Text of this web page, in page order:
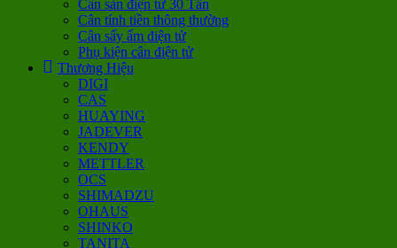
Cân sàn điện tử 30 Tấn
Cân tính tiền thông thường
Cân sấy ẩm điện tử
Phụ kiện cân điện tử
Thương Hiệu
DIGI
CAS
HUAYING
JADEVER
KENDY
METTLER
OCS
SHIMADZU
OHAUS
SHINKO
TANITA